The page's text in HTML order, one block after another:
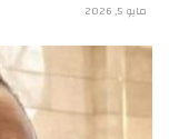
مايو 5, 2026